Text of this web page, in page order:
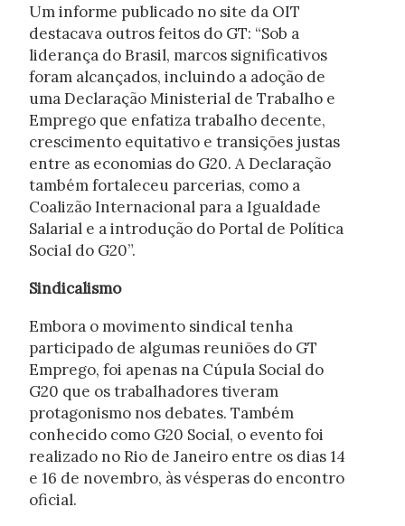
Um informe publicado no site da OIT
destacava outros feitos do GT: “Sob a
liderança do Brasil, marcos significativos
foram alcançados, incluindo a adoção de
uma Declaração Ministerial de Trabalho e
Emprego que enfatiza trabalho decente,
crescimento equitativo e transições justas
entre as economias do G20. A Declaração
também fortaleceu parcerias, como a
Coalizão Internacional para a Igualdade
Salarial e a introdução do Portal de Política
Social do G20”.
Sindicalismo
Embora o movimento sindical tenha
participado de algumas reuniões do GT
Emprego, foi apenas na Cúpula Social do
G20 que os trabalhadores tiveram
protagonismo nos debates. Também
conhecido como G20 Social, o evento foi
realizado no Rio de Janeiro entre os dias 14
e 16 de novembro, às vésperas do encontro
oficial.